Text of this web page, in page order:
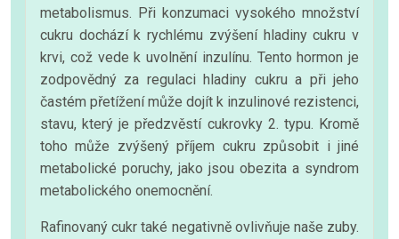
metabolismus. Při konzumaci vysokého množství
cukru dochází k rychlému zvýšení hladiny cukru v
krvi, což vede k uvolnění inzulínu. Tento hormon je
zodpovědný za regulaci hladiny cukru a při jeho
častém přetížení může dojít k inzulinové rezistenci,
stavu, který je předzvěstí cukrovky 2. typu. Kromě
toho může zvýšený příjem cukru způsobit i jiné
metabolické poruchy, jako jsou obezita a syndrom
metabolického onemocnění.
Rafinovaný cukr také negativně ovlivňuje naše zuby.